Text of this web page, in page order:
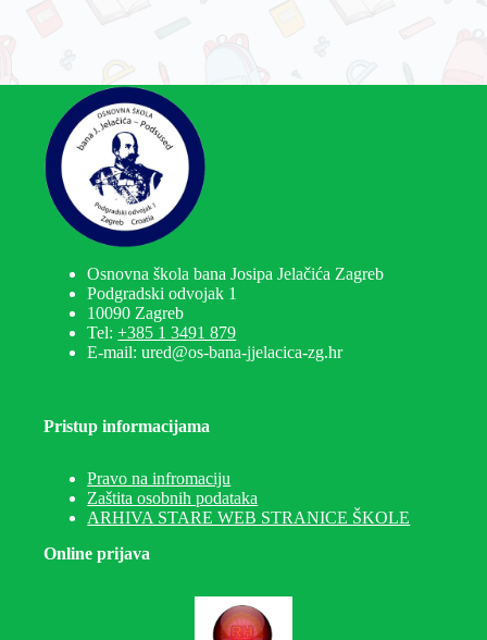
Osnovna škola bana Josipa Jelačića Zagreb
Podgradski odvojak 1
10090 Zagreb
Tel:+385 1 3491 879
E-mail: ured@os-bana-jjelacica-zg.hr
Pristup informacijama
Pravo na infromaciju
Zaštita osobnih podataka
ARHIVA STARE WEB STRANICE ŠKOLE
Online prijava